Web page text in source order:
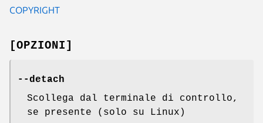
COPYRIGHT
[OPZIONI]
--detach
Scollega dal terminale di controllo,
se presente (solo su Linux)